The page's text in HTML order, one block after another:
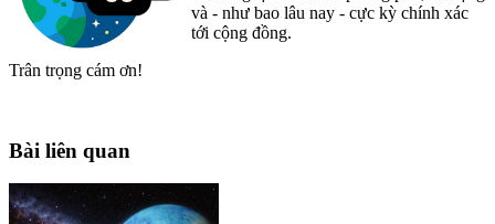
và - như bao lâu nay - cực kỳ chính xác
tới cộng đồng.
Trân trọng cám ơn!
Bài liên quan